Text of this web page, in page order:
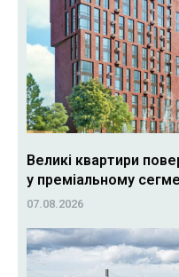
Великі квартири
у преміальному
07.08.2026